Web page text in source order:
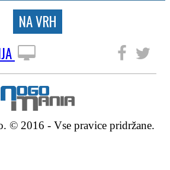
NA VRH
© 2016 - Vse pravice pridržane.